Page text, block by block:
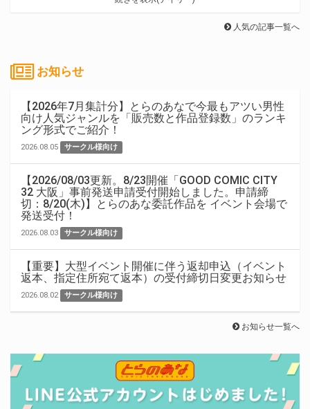
人気の記事一覧へ
お知らせ
【2026年7月集計分】とらのあなで今最もアツい男性
向け人気ジャンルを「販売数と作品登録数」のランキ
ング形式でご紹介！
2026.08.05 サークル様向け
【2026/08/03更新。8/23開催「GOOD COMIC CITY
32 大阪」事前発送申請受付開始しました。申請締
切：8/20(木)】とらのあな委託作品を イベント会場で
発送受付！
2026.08.03 サークル様向け
【重要】大型イベント開催に伴う返却申込（イベント
返本、指定住所宛て返本）の受付締切日変更お知らせ
2026.08.02 サークル様向け
お知らせ一覧へ